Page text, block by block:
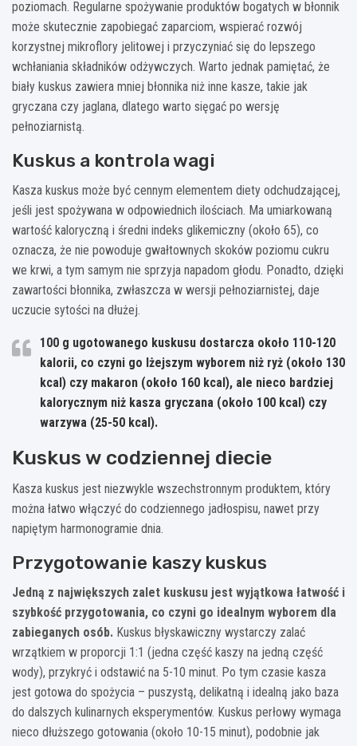
poziomach. Regularne spożywanie produktów bogatych w błonnik
może skutecznie zapobiegać zaparciom, wspierać rozwój
korzystnej mikroflory jelitowej i przyczyniać się do lepszego
wchłaniania składników odżywczych. Warto jednak pamiętać, że
biały kuskus zawiera mniej błonnika niż inne kasze, takie jak
gryczana czy jaglana, dlatego warto sięgać po wersję
pełnoziarnistą.
Kuskus a kontrola wagi
Kasza kuskus może być cennym elementem diety odchudzającej,
jeśli jest spożywana w odpowiednich ilościach. Ma umiarkowaną
wartość kaloryczną i średni indeks glikemiczny (około 65), co
oznacza, że nie powoduje gwałtownych skoków poziomu cukru
we krwi, a tym samym nie sprzyja napadom głodu. Ponadto, dzięki
zawartości błonnika, zwłaszcza w wersji pełnoziarnistej, daje
uczucie sytości na dłużej.
100 g ugotowanego kuskusu dostarcza około 110-120
kalorii, co czyni go lżejszym wyborem niż ryż (około 130
kcal) czy makaron (około 160 kcal), ale nieco bardziej
kalorycznym niż kasza gryczana (około 100 kcal) czy
warzywa (25-50 kcal).
Kuskus w codziennej diecie
Kasza kuskus jest niezwykle wszechstronnym produktem, który
można łatwo włączyć do codziennego jadłospisu, nawet przy
napiętym harmonogramie dnia.
Przygotowanie kaszy kuskus
Jedną z największych zalet kuskusu jest wyjątkowa łatwość i
szybkość przygotowania, co czyni go idealnym wyborem dla
zabieganych osób. Kuskus błyskawiczny wystarczy zalać
wrzątkiem w proporcji 1:1 (jedna część kaszy na jedną część
wody), przykryć i odstawić na 5-10 minut. Po tym czasie kasza
jest gotowa do spożycia – puszystą, delikatną i idealną jako baza
do dalszych kulinarnych eksperymentów. Kuskus perłowy wymaga
nieco dłuższego gotowania (około 10-15 minut), podobnie jak